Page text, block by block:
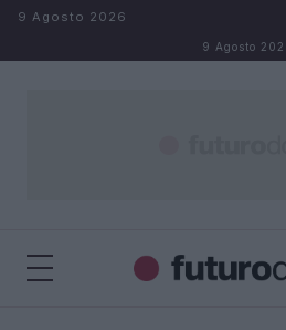
Salta al contenuto
9 Agosto 2026
9 Agosto